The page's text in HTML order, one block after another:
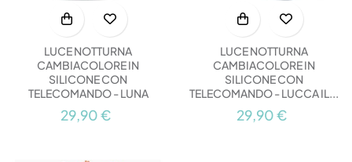
LUCE NOTTURNA
CAMBIACOLORE IN
SILICONE CON
TELECOMANDO - LUNA
29,90 €
LUCE NOTTURNA
CAMBIACOLORE IN
SILICONE CON
TELECOMANDO - LUCCA IL...
29,90 €